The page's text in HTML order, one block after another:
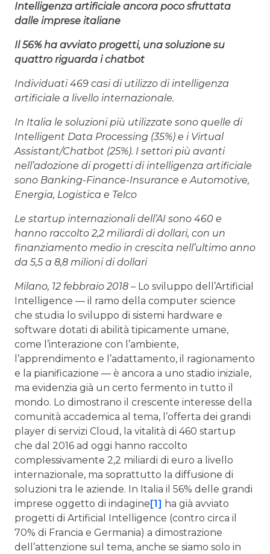
Intelligenza artificiale ancora poco sfruttata
dalle imprese italiane
Il 56% ha avviato progetti, una soluzione su
quattro riguarda i chatbot
Individuati 469 casi di utilizzo di intelligenza
artificiale a livello internazionale.
In Italia le soluzioni più utilizzate sono quelle di
Intelligent Data Processing (35%) e i Virtual
Assistant/Chatbot (25%). I settori più avanti
nell’adozione di progetti di intelligenza artificiale
sono Banking-Finance-Insurance e Automotive,
Energia, Logistica e Telco
Le startup internazionali dell’AI sono 460 e
hanno raccolto 2,2 miliardi di dollari, con un
finanziamento medio in crescita nell’ultimo anno
da 5,5 a 8,8 milioni di dollari
Milano, 12 febbraio 2018 – Lo sviluppo dell’Artificial
Intelligence — il ramo della computer science
che studia lo sviluppo di sistemi hardware e
software dotati di abilità tipicamente umane,
come l’interazione con l’ambiente,
l’apprendimento e l’adattamento, il ragionamento
e la pianificazione — è ancora a uno stadio iniziale,
ma evidenzia già un certo fermento in tutto il
mondo. Lo dimostrano il crescente interesse della
comunità accademica al tema, l’offerta dei grandi
player di servizi Cloud, la vitalità di 460 startup
che dal 2016 ad oggi hanno raccolto
complessivamente 2,2 miliardi di euro a livello
internazionale, ma soprattutto la diffusione di
soluzioni tra le aziende. In Italia il 56% delle grandi
imprese oggetto di indagine[1] ha già avviato
progetti di Artificial Intelligence (contro circa il
70% di Francia e Germania) a dimostrazione
dell’attenzione sul tema, anche se siamo solo in